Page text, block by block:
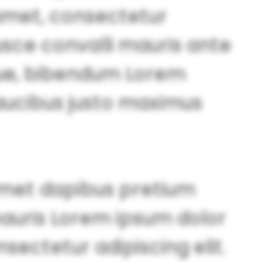
consectetur
convalli mauris ante
bibendum Lorem
justo maximus
dapibus pretium
Lorem ipsum dolor
adipiscing elit.